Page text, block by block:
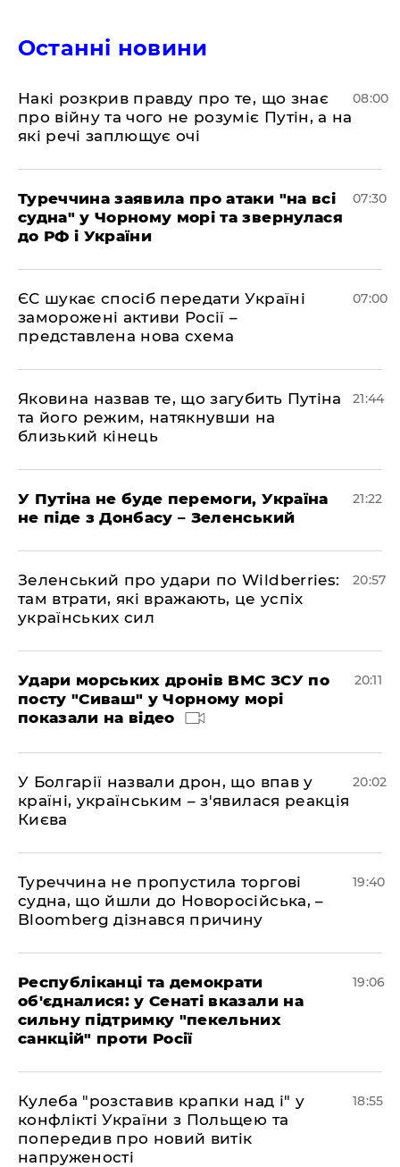
Останні новини
Накі розкрив правду про те, що знає
про війну та чого не розуміє Путін, а на
які речі заплющує очі
08:00
Туреччина заявила про атаки "на всі
судна" у Чорному морі та звернулася
до РФ і України
07:30
ЄС шукає спосіб передати Україні
заморожені активи Росії –
представлена ​​нова схема
07:00
Яковина назвав те, що загубить Путіна
та його режим, натякнувши на
близький кінець
21:44
У Путіна не буде перемоги, Україна
не піде з Донбасу – Зеленський
21:22
Зеленський про удари по Wildberries:
там втрати, які вражають, це успіх
українських сил
20:57
Удари морських дронів ВМС ЗСУ по
посту "Сиваш" у Чорному морі
показали на відео
20:11
У Болгарії назвали дрон, що впав у
країні, українським – з'явилася реакція
Києва
20:02
Туреччина не пропустила торгові
судна, що йшли до Новоросійська, –
Bloomberg дізнався причину
19:40
Республіканці та демократи
об'єдналися: у Сенаті вказали на
сильну підтримку "пекельних
санкцій" проти Росії
19:06
Кулеба "розставив крапки над і" у
конфлікті України з Польщею та
попередив про новий витік
напруженості
18:55